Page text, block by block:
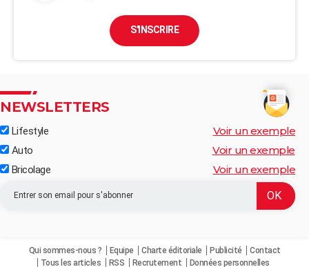
S'INSCRIRE
NEWSLETTERS
Lifestyle Voir un exemple
Auto Voir un exemple
Bricolage Voir un exemple
Qui sommes-nous ? Equipe Charte éditoriale Publicité
Contact
Tous les articles
RSS Recrutement Données personnelles